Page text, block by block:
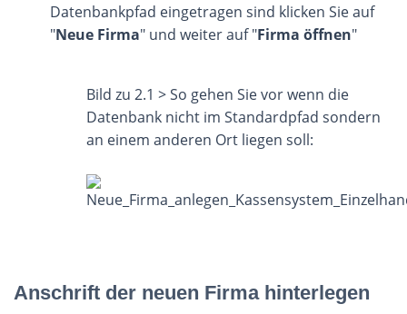
Datenbankpfad eingetragen sind klicken Sie auf
"Neue Firma" und weiter auf "Firma öffnen"
Bild zu 2.1 > So gehen Sie vor wenn die
Datenbank nicht im Standardpfad sondern
an einem anderen Ort liegen soll:
Anschrift der neuen Firma hinterlegen